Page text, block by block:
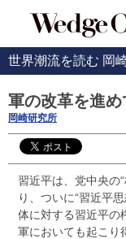
世界潮流を読む 岡
軍の改革を進
岡崎研究所
習近平は、党中央の
り、ついに“習近平
体に対する習近平の
軍においても起こり